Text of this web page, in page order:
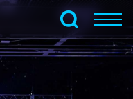
全文檢索